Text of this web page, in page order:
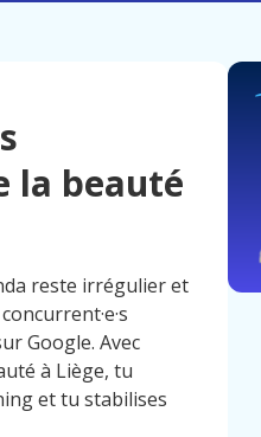
la beauté
reste irrégulier et
Google. Avec
à Liège, tu
et tu stabilises